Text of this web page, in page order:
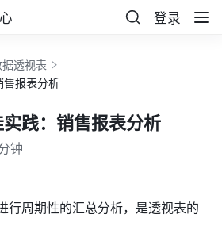
登录
透视表
售报表分析
践：销售报表分析
钟
行周期性的汇总分析，是透视表的